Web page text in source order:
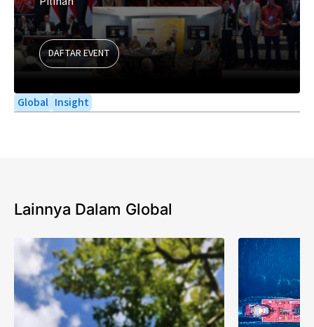
DAFTAR EVENT
Global Insight
Lainnya Dalam Global